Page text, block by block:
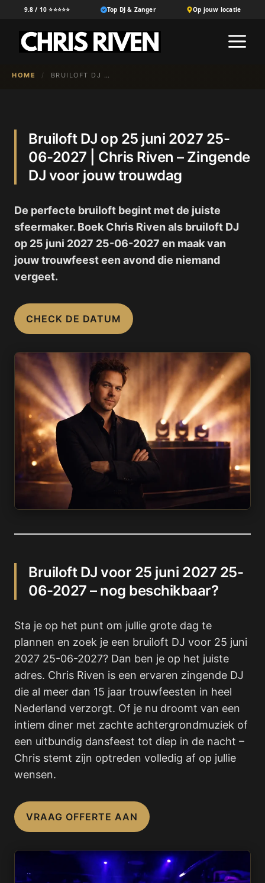
9.8 / 10 ⭐⭐⭐⭐⭐ Top DJ & Zanger Op jouw locatie
HOME / BRUILOFT DJ OP 25 JUNI 2027 25-06-2027 | CHRIS RIVEN – ZINGENDE DJ VOOR JOUW TROUWDAG
Bruiloft DJ op 25 juni 2027 25-
06-2027 | Chris Riven – Zingende
DJ voor jouw trouwdag
De perfecte bruiloft begint met de juiste
sfeermaker. Boek Chris Riven als bruiloft DJ
op 25 juni 2027 25-06-2027 en maak van
jouw trouwfeest een avond die niemand
vergeet.
CHECK DE DATUM
Bruiloft DJ voor 25 juni 2027 25-
06-2027 – nog beschikbaar?
Sta je op het punt om jullie grote dag te
plannen en zoek je een bruiloft DJ voor 25 juni
2027 25-06-2027? Dan ben je op het juiste
adres. Chris Riven is een ervaren zingende DJ
die al meer dan 15 jaar trouwfeesten in heel
Nederland verzorgt. Of je nu droomt van een
intiem diner met zachte achtergrondmuziek of
een uitbundig dansfeest tot diep in de nacht –
Chris stemt zijn optreden volledig af op jullie
wensen.
VRAAG OFFERTE AAN